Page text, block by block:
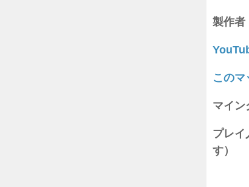
製作者
このマ
マイン
プレイ
す）
（